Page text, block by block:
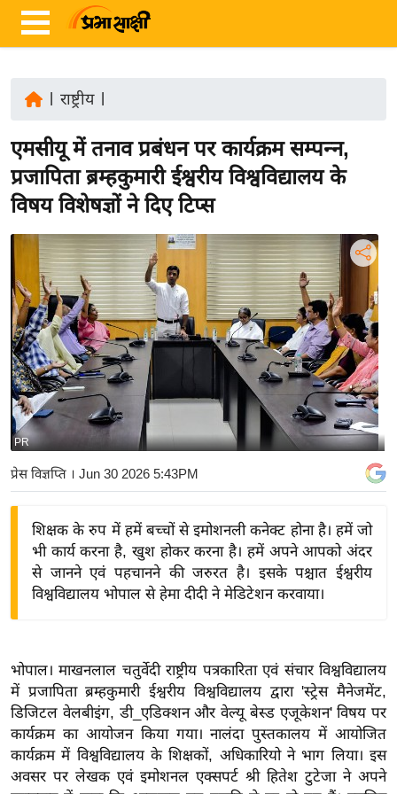
ज़ा
ख
ब
र
य
अं
त
र्रा
ष्ट्री
य
बि
ज़
ने
द्यो
त
वि
शे
ष
ज्ञ
रा
राष्ट्रीय|
एमसीयू में तनाव प्रबंधन पर कार्यक्रम सम्पन्न,
प्रजापिता ब्रम्हकुमारी ईश्वरीय विश्वविद्यालय के
विषय विशेषज्ञों ने दिए टिप्स
PR
प्रेस विज्ञप्ति । Jun 30 2026 5:43PM
शिक्षक के रुप में हमें बच्चों से इमोशनली कनेक्ट होना है। हमें जो
भी कार्य करना है, खुश होकर करना है। हमें अपने आपको अंदर
से जानने एवं पहचानने की जरुरत है। इसके पश्चात ईश्वरीय
विश्वविद्यालय भोपाल से हेमा दीदी ने मेडिटेशन करवाया।
भोपाल। माखनलाल चतुर्वेदी राष्ट्रीय पत्रकारिता एवं संचार विश्वविद्यालय
में प्रजापिता ब्रम्हकुमारी ईश्वरीय विश्वविद्यालय द्वारा 'स्ट्रेस मैनेजमेंट,
डिजिटल वेलबीइंग, डी_एडिक्शन और वेल्यू बेस्ड एजूकेशन' विषय पर
कार्यक्रम का आयोजन किया गया। नालंदा पुस्तकालय में आयोजित
कार्यक्रम में विश्वविद्यालय के शिक्षकों, अधिकारियो ने भाग लिया। इस
अवसर पर लेखक एवं इमोशनल एक्सपर्ट श्री हितेश टुटेजा ने अपने